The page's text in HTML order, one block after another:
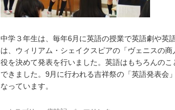
中学３年生は、毎年6月に英語の授業で英語劇や英
は、ウィリアム・シェイクスピアの「ヴェニスの
役を決めて発表を行いました。英語はもちろんの
できました。9月に行われる吉祥祭の「英語発表会
なっています。